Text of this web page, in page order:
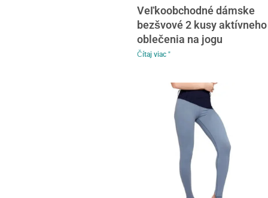
Veľkoobchodné dámske
bezšvové 2 kusy aktívneho
oblečenia na jogu
Čítaj viac "